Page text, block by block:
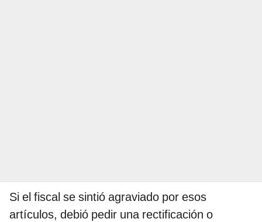
Si el fiscal se sintió agraviado por esos
artículos, debió pedir una rectificación o